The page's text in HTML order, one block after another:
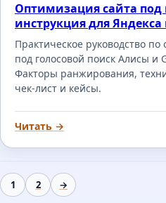
Оптимизация сайта под
инструкция для Яндекса
Практическое руководство
под голосовой поиск Алисы и
Факторы ранжирования,
чек-лист и кейсы.
Читать →
1 2 →